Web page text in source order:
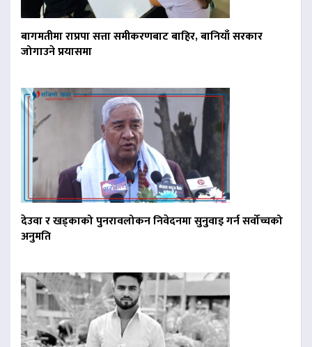
बागमतीमा राप्रपा सत्ता समीकरणबाट बाहिर, बानियाँ सरकार
जोगाउने प्रयासमा
देउवा र खड्काको पुनरावलोकन निवेदनमा सुनुवाइ गर्न सर्वोच्चको
अनुमति